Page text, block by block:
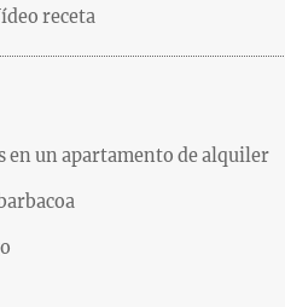
receta
en un apartamento de alquiler